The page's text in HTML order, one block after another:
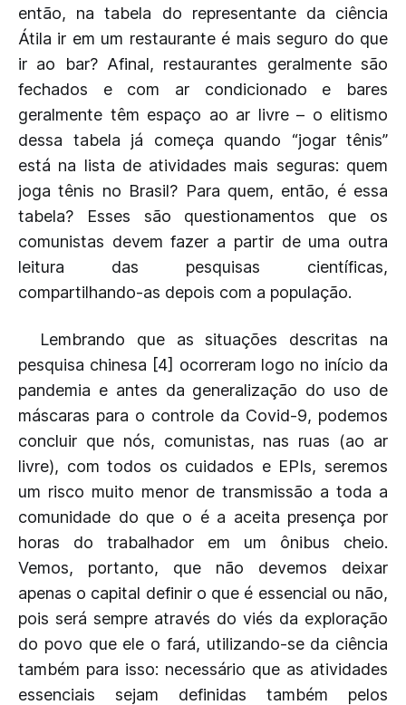
então, na tabela do representante da ciência
Átila ir em um restaurante é mais seguro do que
ir ao bar? Afinal, restaurantes geralmente são
fechados e com ar condicionado e bares
geralmente têm espaço ao ar livre – o elitismo
dessa tabela já começa quando “jogar tênis”
está na lista de atividades mais seguras: quem
joga tênis no Brasil? Para quem, então, é essa
tabela? Esses são questionamentos que os
comunistas devem fazer a partir de uma outra
leitura das pesquisas científicas,
compartilhando-as depois com a população.
Lembrando que as situações descritas na
pesquisa chinesa [4] ocorreram logo no início da
pandemia e antes da generalização do uso de
máscaras para o controle da Covid-9, podemos
concluir que nós, comunistas, nas ruas (ao ar
livre), com todos os cuidados e EPIs, seremos
um risco muito menor de transmissão a toda a
comunidade do que o é a aceita presença por
horas do trabalhador em um ônibus cheio.
Vemos, portanto, que não devemos deixar
apenas o capital definir o que é essencial ou não,
pois será sempre através do viés da exploração
do povo que ele o fará, utilizando-se da ciência
também para isso: necessário que as atividades
essenciais sejam definidas também pelos